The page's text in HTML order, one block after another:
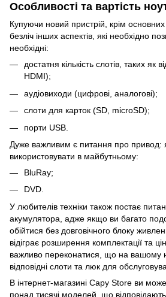
Особливості та вартість
Купуючи новий пристрій, крім основних
безліч інших аспектів, які необхідно
необхідні:
достатня кількість слотів, таких як
HDMI);
аудіовиходи (цифрові, аналогові);
слоти для карток (SD, microSD);
порти USB.
Дуже важливим є питання про привод:
використовувати в майбутньому:
BluRay;
DVD.
У любителів техніки також постає
акумулятора, адже якщо ви багато
обійтися без довговічного блоку
відіграє розширення комплектації та
важливо переконатися, що на вашому
відповідні слоти та люк для
В інтернет-магазині Capy Store ви
понад тисячі моделей, що